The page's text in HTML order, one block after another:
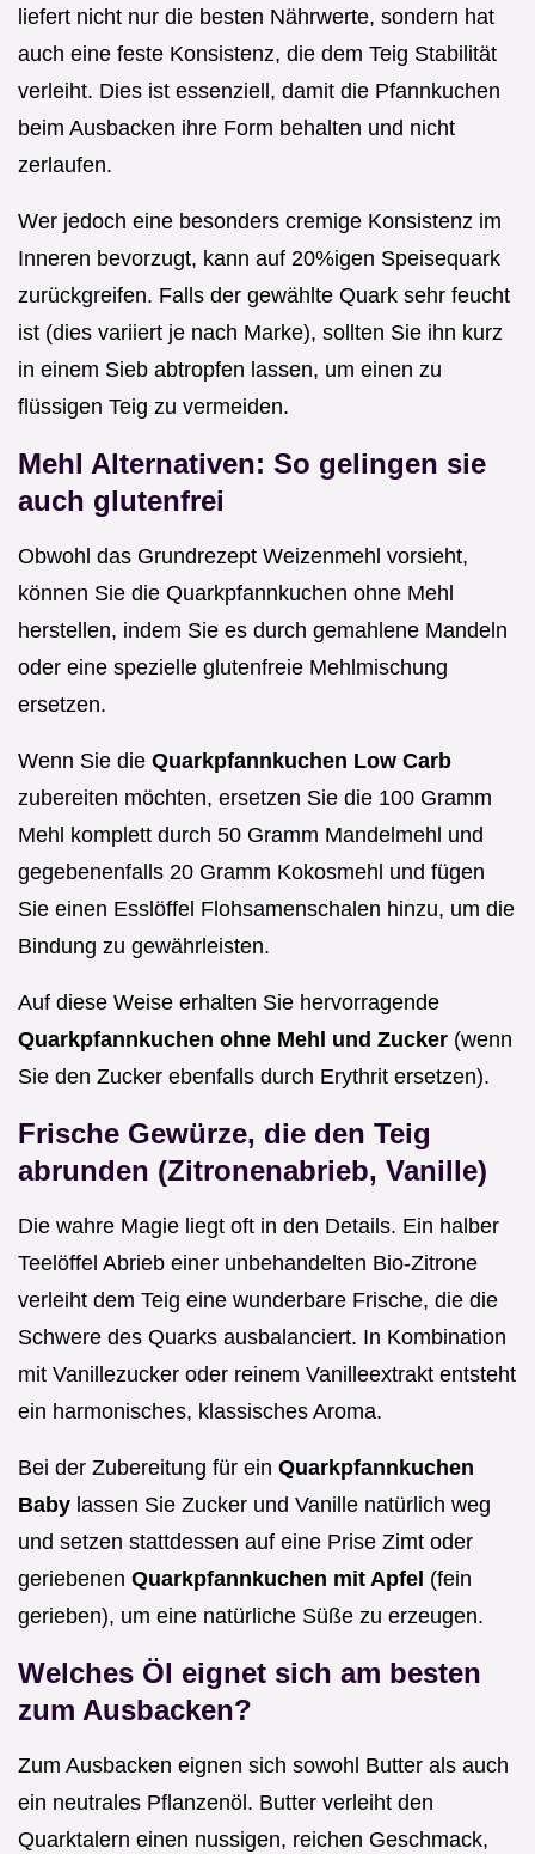
liefert nicht nur die besten Nährwerte, sondern hat
auch eine feste Konsistenz, die dem Teig Stabilität
verleiht. Dies ist essenziell, damit die Pfannkuchen
beim Ausbacken ihre Form behalten und nicht
zerlaufen.
Wer jedoch eine besonders cremige Konsistenz im
Inneren bevorzugt, kann auf 20%igen Speisequark
zurückgreifen. Falls der gewählte Quark sehr feucht
ist (dies variiert je nach Marke), sollten Sie ihn kurz
in einem Sieb abtropfen lassen, um einen zu
flüssigen Teig zu vermeiden.
Mehl Alternativen: So gelingen sie
auch glutenfrei
Obwohl das Grundrezept Weizenmehl vorsieht,
können Sie die Quarkpfannkuchen ohne Mehl
herstellen, indem Sie es durch gemahlene Mandeln
oder eine spezielle glutenfreie Mehlmischung
ersetzen.
Wenn Sie die Quarkpfannkuchen Low Carb
zubereiten möchten, ersetzen Sie die 100 Gramm
Mehl komplett durch 50 Gramm Mandelmehl und
gegebenenfalls 20 Gramm Kokosmehl und fügen
Sie einen Esslöffel Flohsamenschalen hinzu, um die
Bindung zu gewährleisten.
Auf diese Weise erhalten Sie hervorragende
Quarkpfannkuchen ohne Mehl und Zucker (wenn
Sie den Zucker ebenfalls durch Erythrit ersetzen).
Frische Gewürze, die den Teig
abrunden (Zitronenabrieb, Vanille)
Die wahre Magie liegt oft in den Details. Ein halber
Teelöffel Abrieb einer unbehandelten Bio-Zitrone
verleiht dem Teig eine wunderbare Frische, die die
Schwere des Quarks ausbalanciert. In Kombination
mit Vanillezucker oder reinem Vanilleextrakt entsteht
ein harmonisches, klassisches Aroma.
Bei der Zubereitung für ein Quarkpfannkuchen
Baby lassen Sie Zucker und Vanille natürlich weg
und setzen stattdessen auf eine Prise Zimt oder
geriebenen Quarkpfannkuchen mit Apfel (fein
gerieben), um eine natürliche Süße zu erzeugen.
Welches Öl eignet sich am besten
zum Ausbacken?
Zum Ausbacken eignen sich sowohl Butter als auch
ein neutrales Pflanzenöl. Butter verleiht den
Quarktalern einen nussigen, reichen Geschmack,